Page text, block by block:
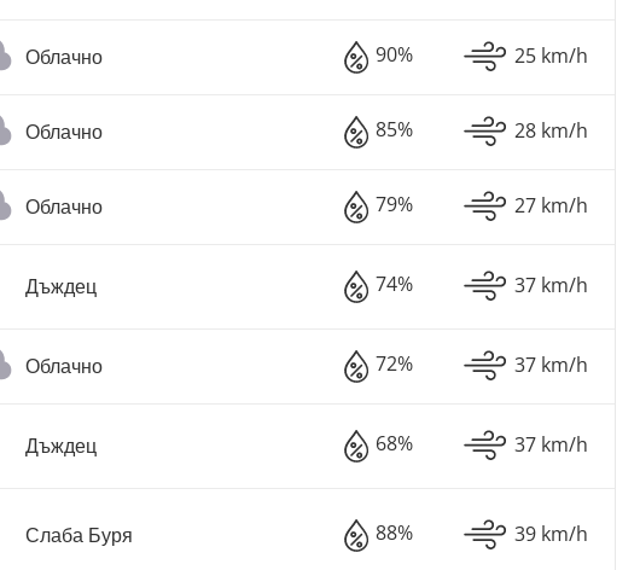
Облачно 90% 25 km/h
Облачно 85% 28 km/h
Облачно 79% 27 km/h
Дъждец 74% 37 km/h
Облачно 72% 37 km/h
Дъждец 68% 37 km/h
Слаба Буря 88% 39 km/h